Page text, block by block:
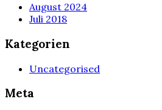
August 2024
Juli 2018
Kategorien
Uncategorised
Meta